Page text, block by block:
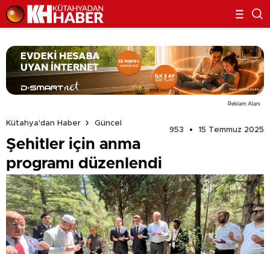
Reklam Alanı
Kütahya'dan Haber
Güncel
953
15 Temmuz 2025
Şehitler için anma
programı düzenlendi